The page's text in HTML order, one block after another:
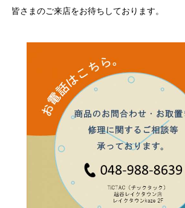
皆さまのご来店をお待ちしております。